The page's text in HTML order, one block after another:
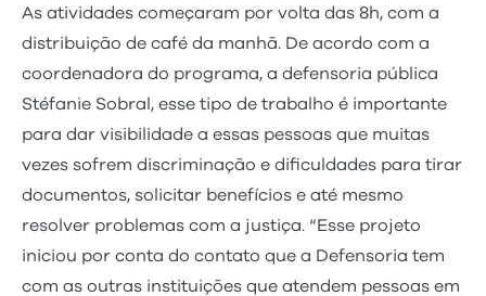
As atividades começaram por volta das 8h, com a
distribuição de café da manhã. De acordo com a
coordenadora do programa, a defensoria pública
Stéfanie Sobral, esse tipo de trabalho é importante
para dar visibilidade a essas pessoas que muitas
vezes sofrem discriminação e dificuldades para tirar
documentos, solicitar benefícios e até mesmo
resolver problemas com a justiça. “Esse projeto
iniciou por conta do contato que a Defensoria tem
com as outras instituições que atendem pessoas em